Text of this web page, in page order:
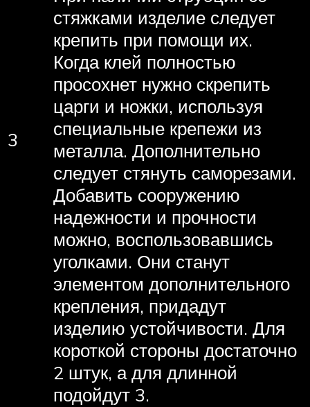
3
стяжками изделие следует
крепить при помощи их.
Когда клей полностью
просохнет нужно скрепить
царги и ножки, используя
специальные крепежи из
металла. Дополнительно
следует стянуть саморезами.
Добавить сооружению
надежности и прочности
можно, воспользовавшись
уголками. Они станут
элементом дополнительного
крепления, придадут
изделию устойчивости. Для
короткой стороны достаточно
2 штук, а для длинной
подойдут 3.